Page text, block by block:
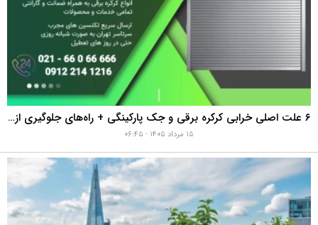
۶ علت اصلی خرابی کرکره برقی و جک پارکینگی + راه‌های جلوگیری از هزینه‌های سنگین تعمیر